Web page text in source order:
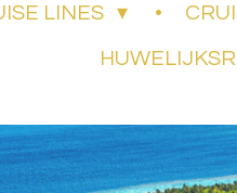
LINES